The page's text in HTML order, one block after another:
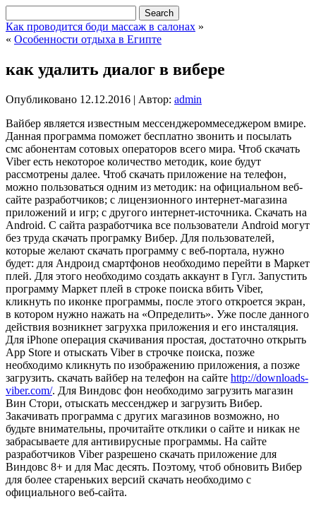
Как проводится боди массаж в салонах »
« Особенности отдыха в Египте
как удалить диалог в вибере
Опубликовано 12.12.2016 | Автор: admin
Вайбер является известным мессенджероммеседжером вмире.
Данная программа поможет бесплатно звонить и посылать
смс абонентам сотовых операторов всего мира. Чтоб скачать
Viber есть некоторое количество методик, коие будут
рассмотрены далее. Чтоб скачать приложение на телефон,
можно пользоваться одним из методик: на официальном веб-
сайте разработчиков; с лицензионного интернет-магазина
приложений и игр; с другого интернет-источника. Скачать на
Android. С сайта разработчика все пользователи Android могут
без труда скачать програмку Вибер. Для пользователей,
которые желают скачать программу с веб-портала, нужно
будет: для Андроид смартфонов необходимо перейти в Маркет
плей. Для этого необходимо создать аккаунт в Гугл. Запустить
программу Маркет плей в строке поиска вбить Viber,
кликнуть по иконке программы, после этого откроется экран,
в котором нужно нажать на «Определить». Уже после данного
действия возникнет загрухка приложения и его инсталяция.
Для iPhone операция скачивания простая, достаточно открыть
App Store и отыскать Viber в строчке поиска, позже
необходимо кликнуть по изображению приложения, а позже
загрузить. скачать вайбер на телефон на сайте http://downloads-
viber.com/. Для Виндовс фон необходимо загрузить магазин
Вин Стори, отыскать мессенджер и загрузить Вибер.
Закачивать программа с других магазинов возможно, но
будьте внимательны, прочитайте отклики о сайте и никак не
забрасываете для антивирусные программы. На сайте
разработчиков Viber разрешено скачать приложение для
Виндовс 8+ и для Mac десять. Поэтому, чтоб обновить Вибер
для более стареньких версий скачать необходимо с
официального веб-сайта.